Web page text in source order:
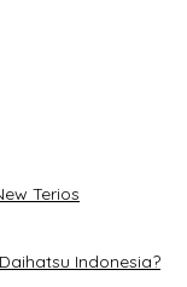
Terios
Indonesia?